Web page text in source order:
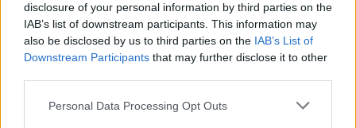
disclosure of your personal information by third parties on the
IAB’s list of downstream participants. This information may
also be disclosed by us to third parties on the IAB’s List of
Downstream Participants that may further disclose it to other
Personal Data Processing Opt Outs
4/ Μ. Μπάκιτς (75′), 4η αγ.-ΟΦΗ
5/ Ν. Γκλάβτσιτς, 4η αγ.-Βόλος
6/ Σ. Λομόνακο, 4η αγ.-Παναιτωλικός